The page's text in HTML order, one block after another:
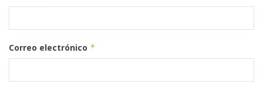
Correo electrónico *